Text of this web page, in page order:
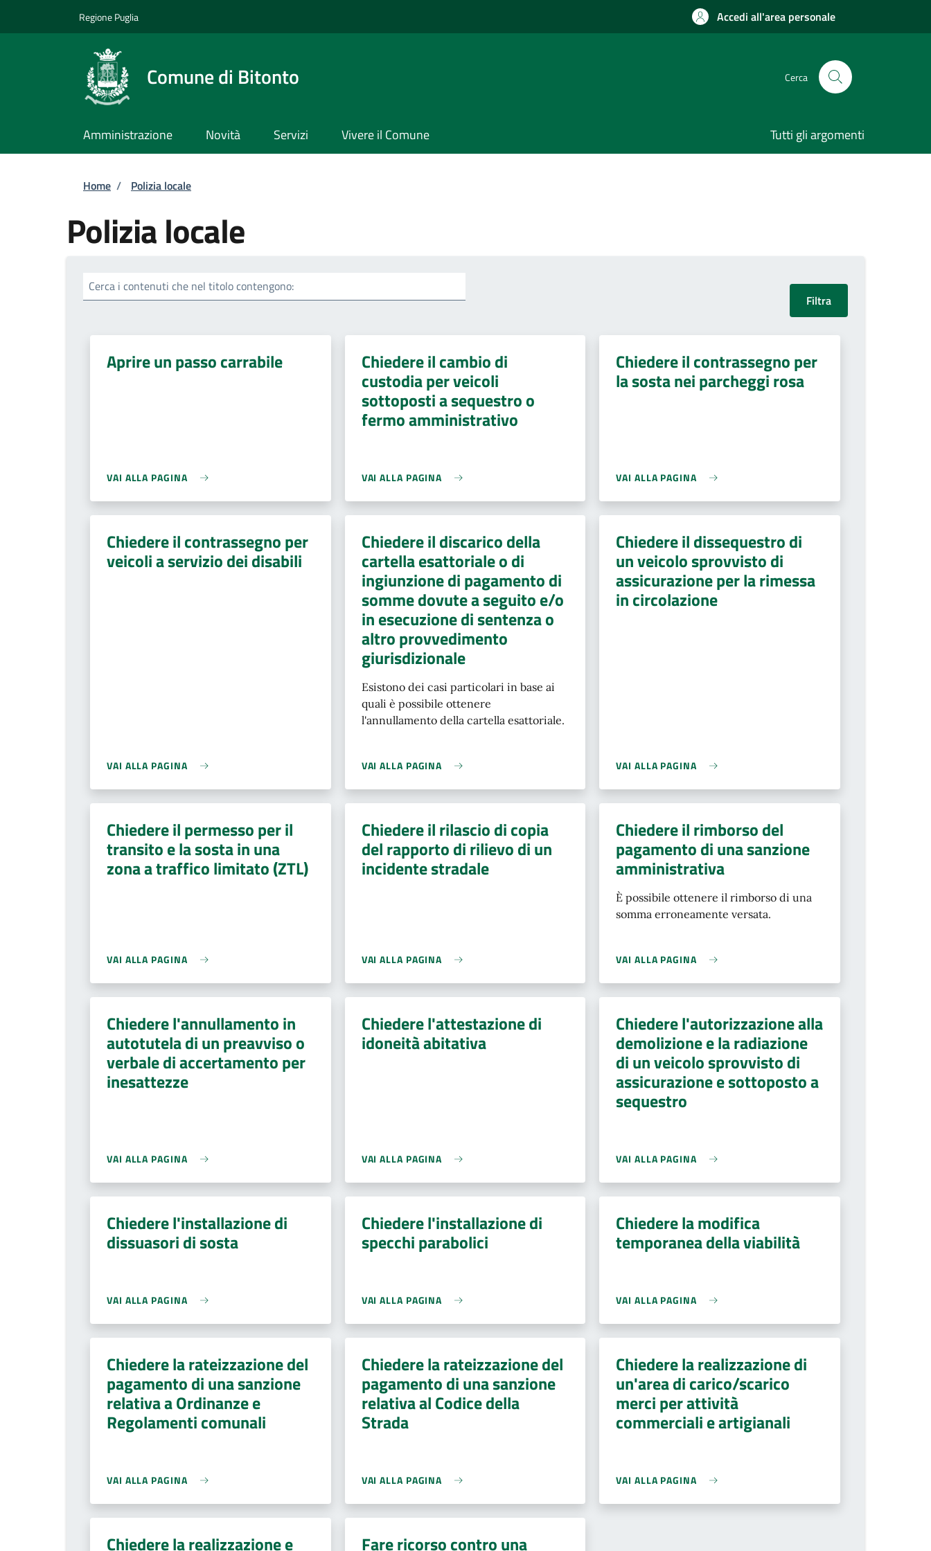
Regione Puglia Accedi all'area personale
Comune di Bitonto Cerca
Amministrazione Novità Servizi Vivere il Comune Tutti gli argomenti
Briciole di pane
Home / Polizia locale
Polizia locale
Cerca i contenuti che nel titolo contengono:
Aprire un passo carrabile
VAI ALLA PAGINA
Chiedere il cambio di
custodia per veicoli
sottoposti a sequestro o
fermo amministrativo
VAI ALLA PAGINA
Chiedere il contrassegno per
la sosta nei parcheggi rosa
VAI ALLA PAGINA
Chiedere il contrassegno per
veicoli a servizio dei disabili
VAI ALLA PAGINA
Chiedere il discarico della
cartella esattoriale o di
ingiunzione di pagamento di
somme dovute a seguito e/o
in esecuzione di sentenza o
altro provvedimento
giurisdizionale
Esistono dei casi particolari in base ai
quali è possibile ottenere
l'annullamento della cartella esattoriale.
VAI ALLA PAGINA
Chiedere il dissequestro di
un veicolo sprovvisto di
assicurazione per la rimessa
in circolazione
VAI ALLA PAGINA
Chiedere il permesso per il
transito e la sosta in una
zona a traffico limitato (ZTL)
VAI ALLA PAGINA
Chiedere il rilascio di copia
del rapporto di rilievo di un
incidente stradale
VAI ALLA PAGINA
Chiedere il rimborso del
pagamento di una sanzione
amministrativa
È possibile ottenere il rimborso di una
somma erroneamente versata.
VAI ALLA PAGINA
Chiedere l'annullamento in
autotutela di un preavviso o
verbale di accertamento per
inesattezze
VAI ALLA PAGINA
Chiedere l'attestazione di
idoneità abitativa
VAI ALLA PAGINA
Chiedere l'autorizzazione alla
demolizione e la radiazione
di un veicolo sprovvisto di
assicurazione e sottoposto a
sequestro
VAI ALLA PAGINA
Chiedere l'installazione di
dissuasori di sosta
VAI ALLA PAGINA
Chiedere l'installazione di
specchi parabolici
VAI ALLA PAGINA
Chiedere la modifica
temporanea della viabilità
VAI ALLA PAGINA
Chiedere la rateizzazione del
pagamento di una sanzione
relativa a Ordinanze e
Regolamenti comunali
VAI ALLA PAGINA
Chiedere la rateizzazione del
pagamento di una sanzione
relativa al Codice della
Strada
VAI ALLA PAGINA
Chiedere la realizzazione di
un'area di carico/scarico
merci per attività
commerciali e artigianali
VAI ALLA PAGINA
Chiedere la realizzazione e Fare ricorso contro una